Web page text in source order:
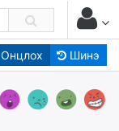
Онцлох Шинэ